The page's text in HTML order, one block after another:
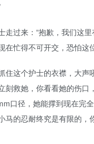
走过来：“抱歉，我们这
在忙得不可开交，恐怕
住这个护士的衣襟，大声
刻救她，你看看她的伤口
口径，她能撑到现在完
马的忍耐终究是有限的，